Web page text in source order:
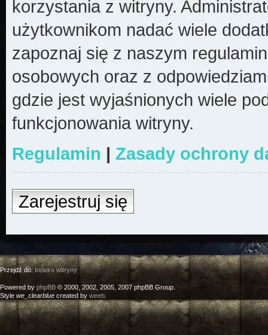
korzystania z witryny.
użytkownikom nadać wiele
zapoznaj się z naszym
osobowych oraz z
gdzie jest wyjaśnionych wiele
funkcjonowania witryny.
Regulamin | Zasady ochrony
Zarejestruj się
Przejdź do:Indeks witryny
Powered by phpBB © 2000, 2002, 2005, 2007 phpBB Group.
Style we_clearblue created by weeb